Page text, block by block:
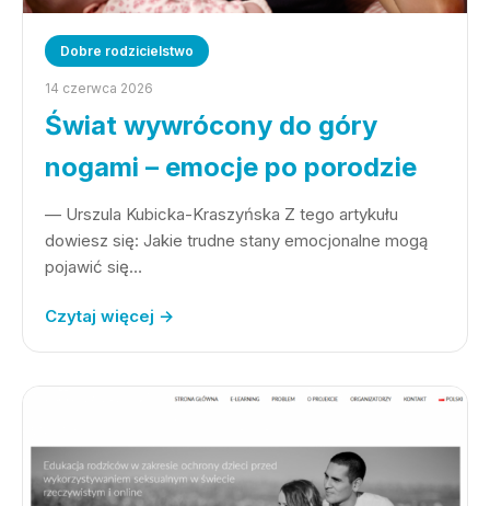
Dobre rodzicielstwo
14 czerwca 2026
Świat wywrócony do góry
nogami – emocje po porodzie
— Urszula Kubicka-Kraszyńska Z tego artykułu
dowiesz się: Jakie trudne stany emocjonalne mogą
pojawić się…
Czytaj więcej →